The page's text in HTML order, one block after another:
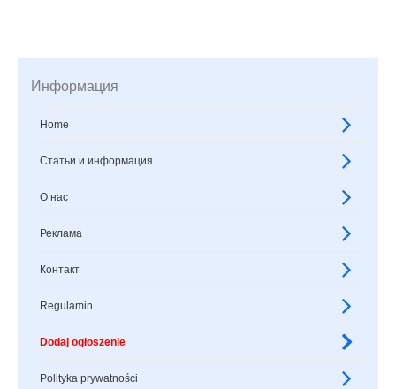
Информация
Home
Статьи и информация
О нас
Реклама
Контакт
Regulamin
Dodaj ogłoszenie
Polityka prywatności